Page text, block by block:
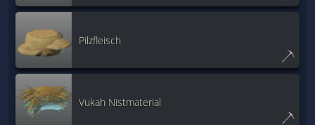
Pilzfleisch
Vukah Nistmaterial